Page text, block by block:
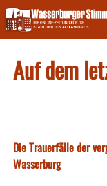
Skip
to
content
Auf dem
Die Trauerfälle der
Wasserburg